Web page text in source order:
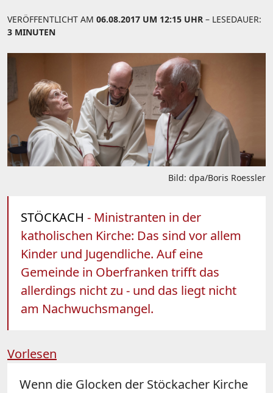
VERÖFFENTLICHT AM 06.08.2017 UM 12:15 UHR – LESEDAUER:
3 MINUTEN
Bild: dpa/Boris Roessler
STÖCKACH - Ministranten in der
katholischen Kirche: Das sind vor allem
Kinder und Jugendliche. Auf eine
Gemeinde in Oberfranken trifft das
allerdings nicht zu - und das liegt nicht
am Nachwuchsmangel.
Vorlesen
Wenn die Glocken der Stöckacher Kirche